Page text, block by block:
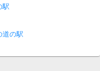
駅
道の駅